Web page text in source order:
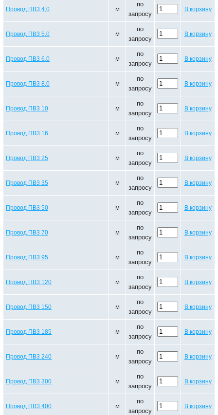
Провод ПВ3 4,0 м
по
запросу
В корзину
Провод ПВ3 5,0 м
по
запросу
В корзину
Провод ПВ3 6,0 м
по
запросу
В корзину
Провод ПВ3 8,0 м
по
запросу
В корзину
Провод ПВ3 10 м
по
запросу
В корзину
Провод ПВ3 16 м
по
запросу
В корзину
Провод ПВ3 25 м
по
запросу
В корзину
Провод ПВ3 35 м
по
запросу
В корзину
Провод ПВ3 50 м
по
запросу
В корзину
Провод ПВ3 70 м
по
запросу
В корзину
Провод ПВ3 95 м
по
запросу
В корзину
Провод ПВ3 120 м
по
запросу
В корзину
Провод ПВ3 150 м
по
запросу
В корзину
Провод ПВ3 185 м
по
запросу
В корзину
Провод ПВ3 240 м
по
запросу
В корзину
Провод ПВ3 300 м
по
запросу
В корзину
Провод ПВ3 400 м
по
запросу
В корзину